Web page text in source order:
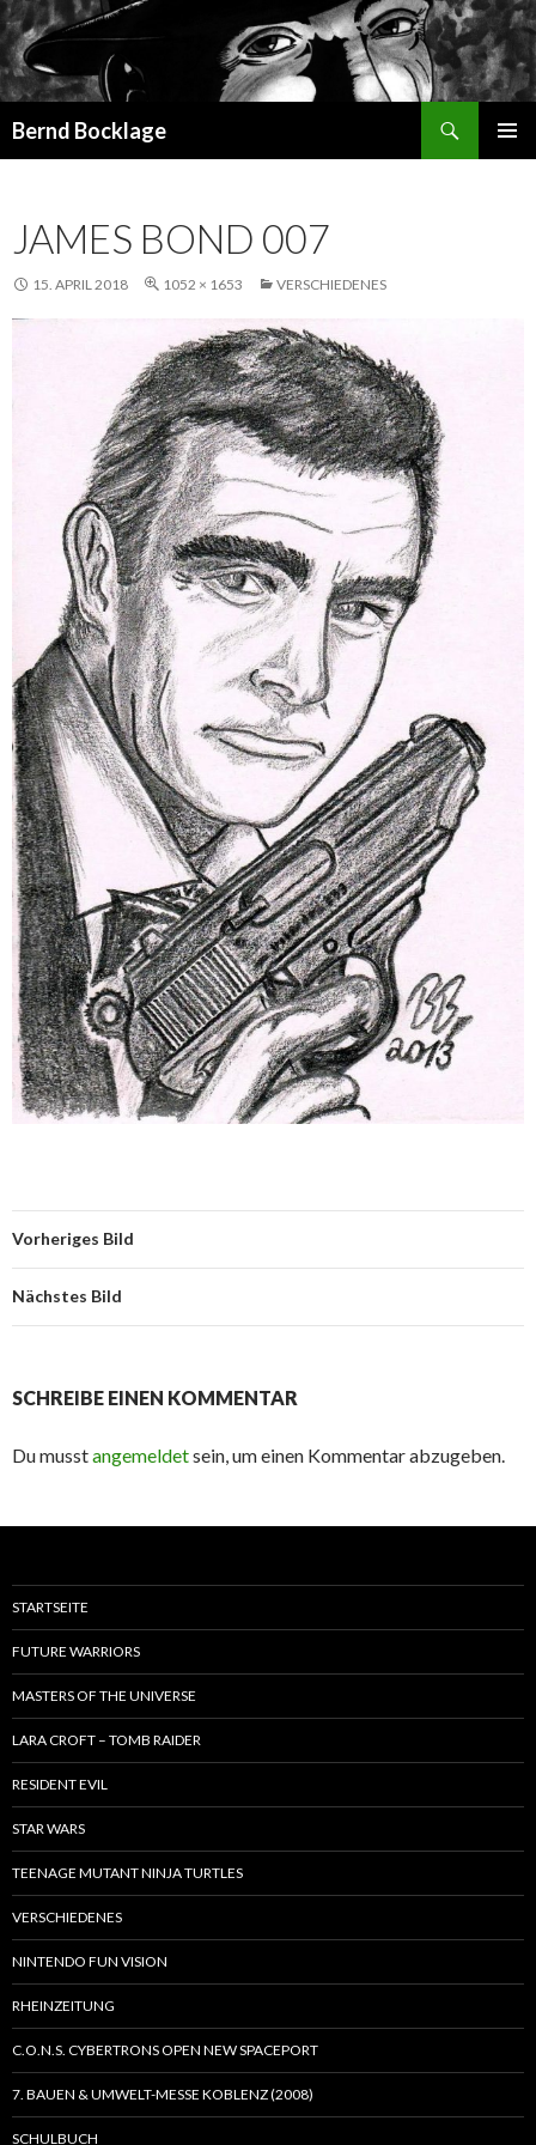
Bernd Bocklage
JAMES BOND 007
15. APRIL 2018 1052 × 1653 VERSCHIEDENES
Vorheriges Bild
Nächstes Bild
SCHREIBE EINEN KOMMENTAR
Du musstangemeldetsein, um einen Kommentar abzugeben.
STARTSEITE
FUTURE WARRIORS
MASTERS OF THE UNIVERSE
LARA CROFT – TOMB RAIDER
RESIDENT EVIL
STAR WARS
TEENAGE MUTANT NINJA TURTLES
VERSCHIEDENES
NINTENDO FUN VISION
RHEINZEITUNG
C.O.N.S. CYBERTRONS OPEN NEW SPACEPORT
7. BAUEN & UMWELT-MESSE KOBLENZ (2008)
SCHULBUCH